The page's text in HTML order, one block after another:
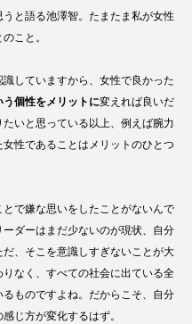
と語る池澤智。たまたま私が女性
こと。
していますから、女性で良かった
う個性をメリットに変えれば良いだ
いと思っている以上、例えば腕力
性であることはメリットのひとつ
で嫌な思いをしたことがないんで
ダーはまだ少ないのが現状、自分
、そこを意識しすぎないことが大
なく、すべての社会に出ている全
ものですよね。だからこそ、自分
じ方が変化するはず。